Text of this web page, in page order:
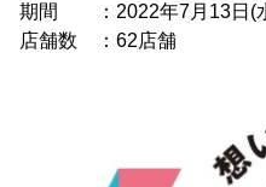
期間 ：2022年7月13日(
店舗数 ：62店舗